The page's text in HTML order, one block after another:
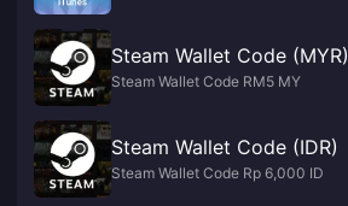
Steam Wallet Code (MYR)
Steam Wallet Code RM5 MY
Steam Wallet Code (IDR)
Steam Wallet Code Rp 6,000 ID